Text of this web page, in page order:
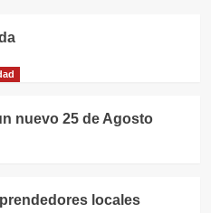
nuevo 25 de Agosto
locales